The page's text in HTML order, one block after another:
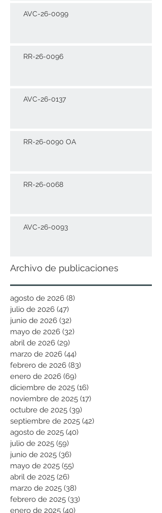
AVC-26-0099
RR-26-0096
AVC-26-0137
RR-26-0090 OA
RR-26-0068
AVC-26-0093
Archivo de publicaciones
agosto de 2026 (8)
julio de 2026 (47)
junio de 2026 (32)
mayo de 2026 (32)
abril de 2026 (29)
marzo de 2026 (44)
febrero de 2026 (83)
enero de 2026 (69)
diciembre de 2025 (16)
noviembre de 2025 (17)
octubre de 2025 (39)
septiembre de 2025 (42)
agosto de 2025 (40)
julio de 2025 (59)
junio de 2025 (36)
mayo de 2025 (55)
abril de 2025 (26)
marzo de 2025 (38)
febrero de 2025 (33)
enero de 2025 (40)